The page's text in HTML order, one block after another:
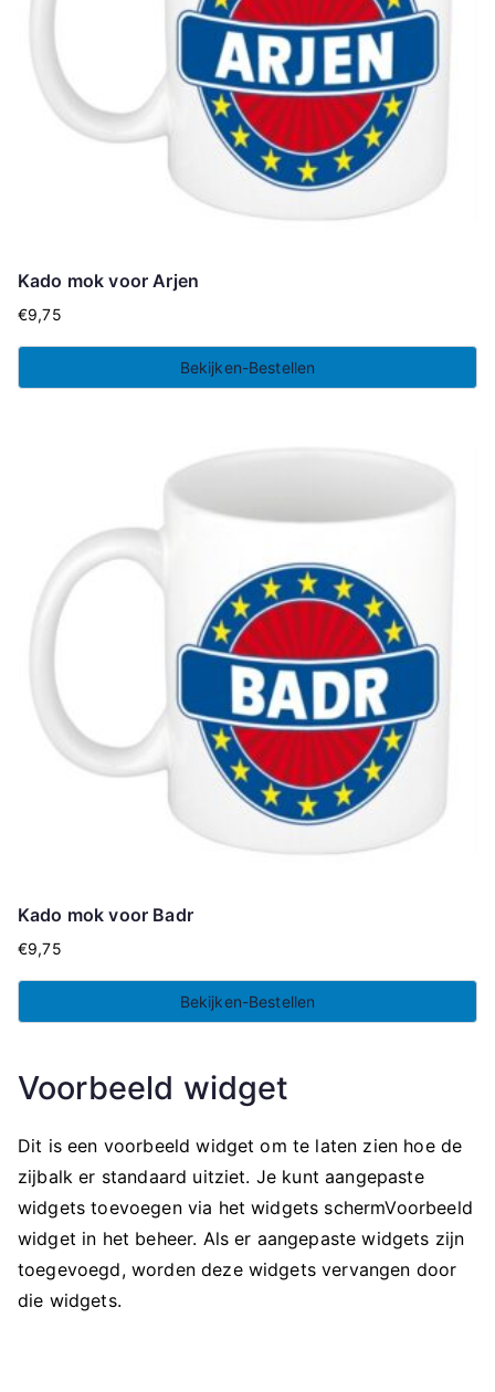
Kado mok voor Arjen
€9,75
Bekijken-Bestellen
Kado mok voor Badr
€9,75
Bekijken-Bestellen
Voorbeeld widget
Dit is een voorbeeld widget om te laten zien hoe de
zijbalk er standaard uitziet. Je kunt aangepaste
widgets toevoegen via het widgets schermVoorbeeld
widget in het beheer. Als er aangepaste widgets zijn
toegevoegd, worden deze widgets vervangen door
die widgets.